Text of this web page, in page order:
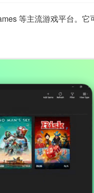
等主流游戏平台。它